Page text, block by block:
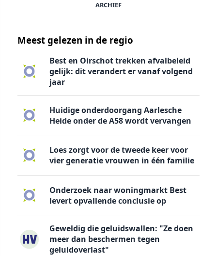
ARCHIEF
Meest gelezen in de regio
Best en Oirschot trekken afvalbeleid
gelijk: dit verandert er vanaf volgend
jaar
Huidige onderdoorgang Aarlesche
Heide onder de A58 wordt vervangen
Loes zorgt voor de tweede keer voor
vier generatie vrouwen in één familie
Onderzoek naar woningmarkt Best
levert opvallende conclusie op
Geweldig die geluidswallen: "Ze doen
meer dan beschermen tegen
geluidoverlast"